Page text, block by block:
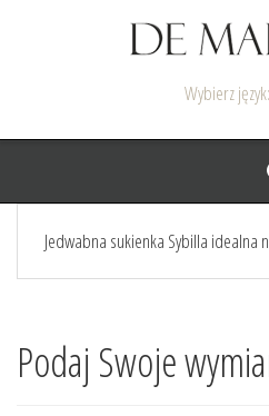
Wybierz język:
Jedwabna sukienka Sybilla idealna
Podaj Swoje